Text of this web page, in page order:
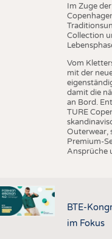
Im Zuge
Collection
Vom
mit der
damit die
an Bord.
TURE
Outerwear,
Premium-
Ansprüche
BTE-
im Fokus